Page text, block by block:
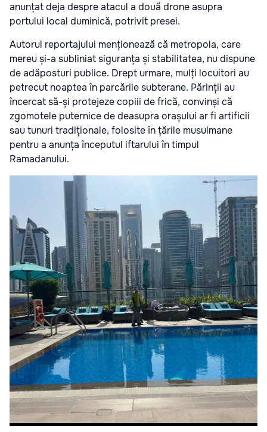
anunțat deja despre atacul a două drone asupra
portului local duminică, potrivit presei.
Autorul reportajului menționează că metropola, care
mereu și-a subliniat siguranța și stabilitatea, nu dispune
de adăposturi publice. Drept urmare, mulți locuitori au
petrecut noaptea în parcările subterane. Părinții au
încercat să-și protejeze copiii de frică, convinși că
zgomotele puternice de deasupra orașului ar fi artificii
sau tunuri tradiționale, folosite în țările musulmane
pentru a anunța începutul iftarului în timpul
Ramadanului.